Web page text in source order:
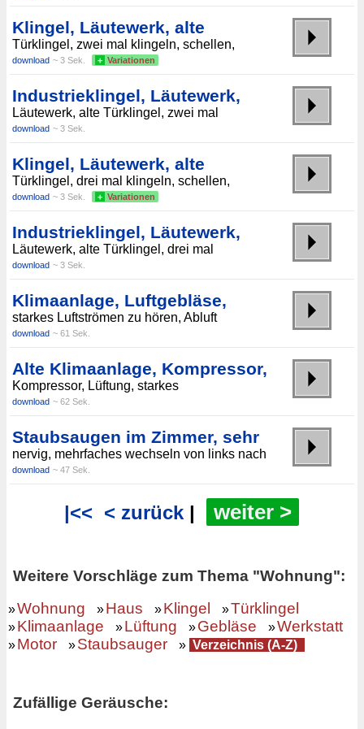
Klingel, Läutewerk, alte
Türklingel, zwei mal klingeln, schellen,
download ~ 3 Sek. + Variationen
Industrieklingel, Läutewerk,
Läutewerk, alte Türklingel, zwei mal
download ~ 3 Sek.
Klingel, Läutewerk, alte
Türklingel, drei mal klingeln, schellen,
download ~ 3 Sek. + Variationen
Industrieklingel, Läutewerk,
Läutewerk, alte Türklingel, drei mal
download ~ 3 Sek.
Klimaanlage, Luftgebläse,
starkes Luftströmen zu hören, Abluft
download ~ 61 Sek.
Alte Klimaanlage, Kompressor,
Kompressor, Lüftung, starkes
download ~ 62 Sek.
Staubsaugen im Zimmer, sehr
nervig, mehrfaches wechseln von links nach
download ~ 47 Sek.
|<< < zurück | weiter >
Weitere Vorschläge zum Thema "Wohnung":
»Wohnung »Haus »Klingel »Türklingel
»Klimaanlage »Lüftung »Gebläse »Werkstatt
»Motor »Staubsauger » Verzeichnis (A-Z)
Zufällige Geräusche: